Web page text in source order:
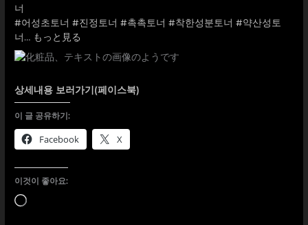
너
#어성초토너 #진정토너 #촉촉토너 #착한성분토너 #약산성토
너… もっと見る
상세내용 보러가기(페이스북)
이 글 공유하기:
Facebook X
이것이 좋아요:
로